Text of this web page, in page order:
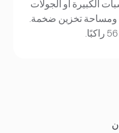
الكبيرة أو الجولات
ومساحة تخزين ضخمة.